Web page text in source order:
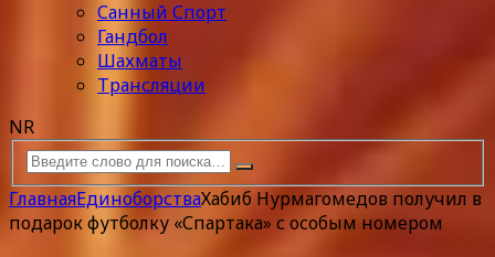
Санный Спорт
Гандбол
Шахматы
Трансляции
NR
ГлавнаяЕдиноборстваХабиб Нурмагомедов получил в
подарок футболку «Спартака» с особым номером